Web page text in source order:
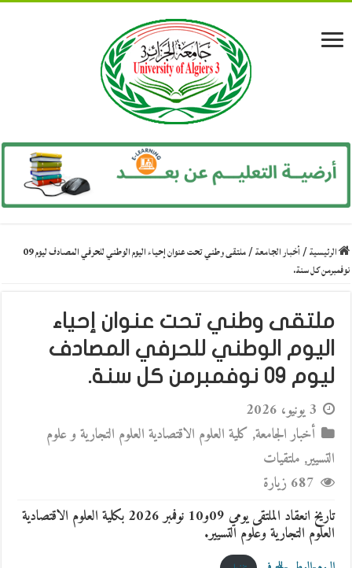
الرئيسية/أخبار الجامعة/
ملتقى وطني تحت عنوان إحياء اليوم الوطني للحرفي المصادف ليوم 09
نوفمبرمن كل سنة.
ملتقى وطني تحت عنوان إحياء
اليوم الوطني للحرفي المصادف
ليوم 09 نوفمبرمن كل سنة.
3 يونيو، 2026
أخبار الجامعة, كلية العلوم الاقتصادية العلوم التجارية و علوم
التسيير, ملتقيات
687 زيارة
تاريخ انعقاد الملتقى يومي 09و10 نوفمبر 2026 بكلية العلوم الاقتصادية
العلوم التجارية وعلوم التسيير.